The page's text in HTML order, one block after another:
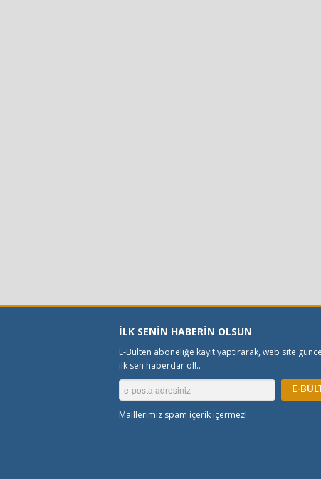
İLK SENİN HABERİN OLSUN
E-Bülten aboneliğe kayıt yaptırarak, web site
ilk sen haberdar ol!..
Maillerimiz spam içerik içermez!